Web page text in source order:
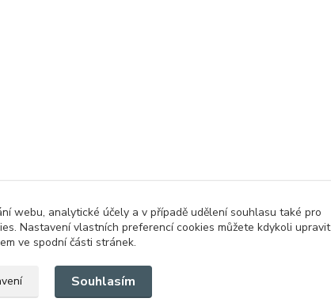
Bytové doplňky Police
webu, analytické účely a v případě udělení souhlasu také pro
Nastavení vlastních preferencí cookies můžete kdykoli upravit
ve spodní části stránek.
Souhlasím